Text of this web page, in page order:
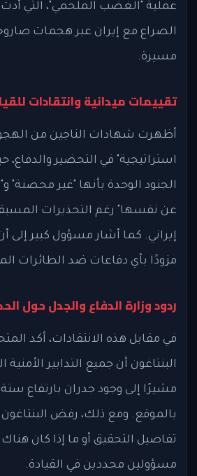
عملية "الغضب الملحمي"، التي
الصراع مع إيران عبر هجمات
مسيرة.
تقييمات ميدانية وانتقادات
أظهرت شهادات الناجين من
استراتيجية" في التحضير
الجنود الوحدة بأنها "غير محصنة"
عن نفسها" رغم التحذيرات
إيراني. كما أشار مسؤول كبير إلى
مزودًا بأي دفاعات ضد الطائرات
ردود وزارة الدفاع والجدل حول
في مقابل هذه الانتقادات، أكد
البنتاغون أن جميع التدابير الأمنية
مشيرًا إلى وجود جدران بارتفاع
بالموقع. ومع ذلك، رفض
تفاصيل التحقيق أو ما إذا كان هناك
مسؤولين محددين في القيادة.